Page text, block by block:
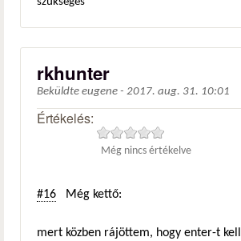
rkhunter
Beküldte eugene - 2017. aug. 31. 10:01
Értékelés:
Még nincs értékelve
#16 Még kettő:
mert közben rájöttem, hogy enter-t kell